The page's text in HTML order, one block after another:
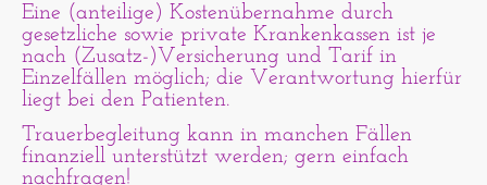
Eine (anteilige) Kostenübernahme durch
gesetzliche sowie private Krankenkassen ist je
nach (Zusatz-)Versicherung und Tarif in
Einzelfällen möglich; die Verantwortung hierfür
liegt bei den Patienten.
Trauerbegleitung kann in manchen Fällen
finanziell unterstützt werden; gern einfach
nachfragen!